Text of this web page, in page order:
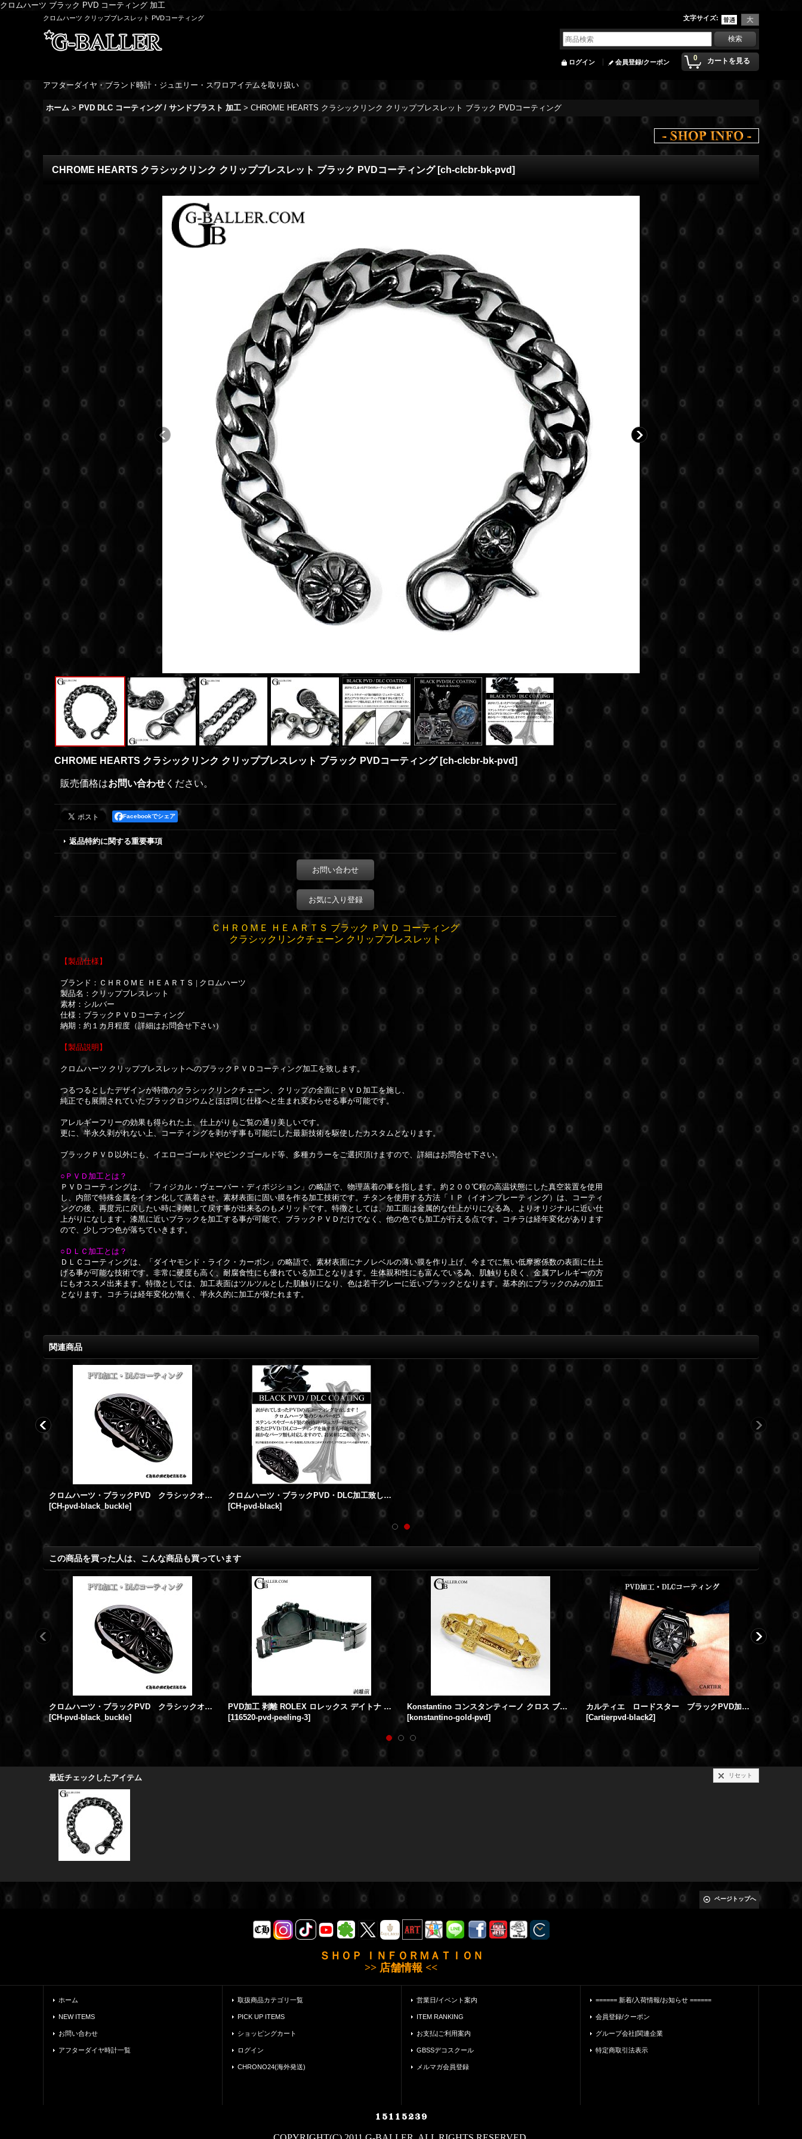
クロムハーツ ブラック PVD コーティング 加工
クロムハーツ クリップブレスレット PVDコーティング 文字サイズ:
0 カートを見る
ログイン 会員登録/クーポン
アフターダイヤ・ブランド時計・ジュエリー・スワロアイテムを取り扱い
ホーム > PVD DLC コーティング / サンドブラスト 加工 > CHROME HEARTS クラシックリンク クリップブレスレット ブラック PVDコーティング
CHROME HEARTS クラシックリンク クリップブレスレット ブラック PVDコーティング [ch-clcbr-bk-pvd]
CHROME HEARTS クラシックリンク クリップブレスレット ブラック PVDコーティング [ch-clcbr-bk-pvd]
販売価格はお問い合わせ ください。
Facebookでシェア
返品特約に関する重要事項
お問い合わせ
お気に入り登録
ＣＨＲＯＭＥ ＨＥＡＲＴＳ ブラック ＰＶＤ コーティング
クラシックリンクチェーン クリップブレスレット
【製品仕様】
ブランド：ＣＨＲＯＭＥ ＨＥＡＲＴＳ | クロムハーツ
製品名：クリップブレスレット
素材：シルバー
仕様：ブラックＰＶＤコーティング
納期：約１カ月程度（詳細はお問合せ下さい）
【製品説明】
クロムハーツ クリップブレスレットへのブラックＰＶＤコーティング加工を致します。
つるつるとしたデザインが特徴のクラシックリンクチェーン、クリップの全面にＰＶＤ加工を施し、
純正でも展開されていたブラックロジウムとほぼ同じ仕様へと生まれ変わらせる事が可能です。
アレルギーフリーの効果も得られた上、仕上がりもご覧の通り美しいです。
更に、半永久剥がれない上、コーティングを剥がす事も可能にした最新技術を駆使したカスタムとなります。
ブラックＰＶＤ以外にも、イエローゴールドやピンクゴールド等、多種カラーをご選択頂けますので、詳細はお問合せ下さい。
○ＰＶＤ加工とは？
ＰＶＤコーティングは、「フィジカル・ヴェーバー・ディポジション」の略語で、物理蒸着の事を指します。約２００℃程の高温状態にした真空装置を使用
し、内部で特殊金属をイオン化して蒸着させ、素材表面に固い膜を作る加工技術です。チタンを使用する方法「ＩＰ（イオンプレーティング）は、コーティ
ングの後、再度元に戻したい時に剥離して戻す事が出来るのもメリットです。特徴としては、加工面は金属的な仕上がりになる為、よりオリジナルに近い仕
上がりになします。漆黒に近いブラックを加工する事が可能で、ブラックＰＶＤだけでなく、他の色でも加工が行える点です。コチラは経年変化があります
ので、少しづつ色が落ちていきます。
○ＤＬＣ加工とは？
ＤＬＣコーティングは、「ダイヤモンド・ライク・カーボン」の略語で、素材表面にナノレベルの薄い膜を作り上げ、今までに無い低摩擦係数の表面に仕上
げる事が可能な技術です。非常に硬度も高く、耐腐食性にも優れている加工となります。生体親和性にも富んでいる為、肌触りも良く、金属アレルギーの方
にもオススメ出来ます。特徴としては、加工表面はツルツルとした肌触りになり、色は若干グレーに近いブラックとなります。基本的にブラックのみの加工
となります。
コチラは経年変化が無く、半永久的に加工が保たれます。
関連商品
クロムハーツ・ブラックPVD クラシックオーバル ベルトバックル
[CH-pvd-black_buckle]
クロムハーツ・ブラックPVD・DLC加工致します!!
[CH-pvd-black]
この商品を買った人は、こんな商品も買っています
クロムハーツ・ブラックPVD クラシックオーバル ベルトバックル
[CH-pvd-black_buckle]
PVD加工 剥離 ROLEX ロレックス デイトナ 116520 PVDコーティング剥がし ベルト ブレスレット バックル
[116520-pvd-peeling-3]
Konstantino コンスタンティーノ クロス ブレスレット ゴールド PVDコーティング
[konstantino-gold-pvd]
カルティエ ロードスター ブラックPVD加工/DLCコーティング
[Cartierpvd-black2]
最近チェックしたアイテム リセット
ページトップへ
ＳＨＯＰ ＩＮＦＯＲＭＡＴＩＯＮ
>> 店舗情報 <<
ホーム
NEW ITEMS
お問い合わせ
アフターダイヤ時計一覧
取扱商品カテゴリ一覧
PICK UP ITEMS
ショッピングカート
ログイン
CHRONO24(海外発送)
営業日/イベント案内
ITEM RANKING
お支払|ご利用案内
GBSSデコスクール
メルマガ会員登録
====== 新着/入荷情報/お知らせ ======
会員登録/クーポン
グループ会社|関連企業
特定商取引法表示